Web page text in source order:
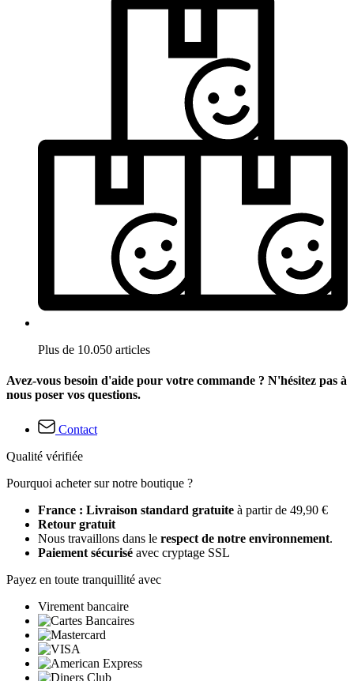
Plus de 10.050 articles
Avez-vous besoin d'aide pour votre commande ? N'hésitez pas à
nous poser vos questions.
Contact
Qualité vérifiée
Pourquoi acheter sur notre boutique ?
France : Livraison standard gratuite à partir de 49,90 €
Retour gratuit
Nous travaillons dans le respect de notre environnement.
Paiement sécurisé avec cryptage SSL
Payez en toute tranquillité avec
Virement bancaire